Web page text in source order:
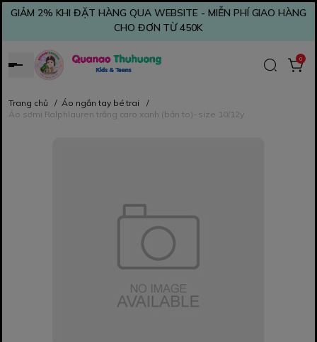
GIẢM 2% KHI ĐẶT HÀNG QUA WEBSITE - MIỄN PHÍ GIAO HÀNG
CHO ĐƠN TỪ 450K
0
Trang chủ / Áo ngắn tay bé trai
/
Áo sơmi Ralphlauren trắng caro xanh (bản to)- size 10/12y